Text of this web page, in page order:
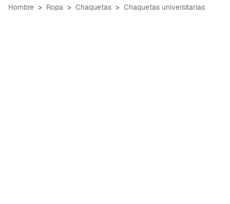
Hombre Ropa Chaquetas Chaquetas universitarias